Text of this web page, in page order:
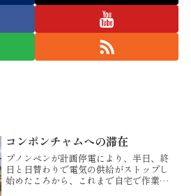
コンポンチャムへの滞在
プノンペンが計画停電により、半日、終
日と日替わりで電気の供給がストップし
始めたころから、これまで自宅で作業を